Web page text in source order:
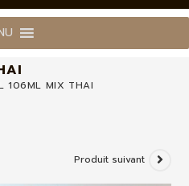
106ML MIX THAI
Produit suivant